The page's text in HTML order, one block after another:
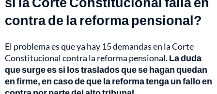
contra de la reforma pensional?
El problema es que ya hay 15 demandas en la Corte
Constitucional contra la reforma pensional. La duda
que surge es si los traslados que se hagan quedan
en firme, en caso de que la reforma tenga un fallo en